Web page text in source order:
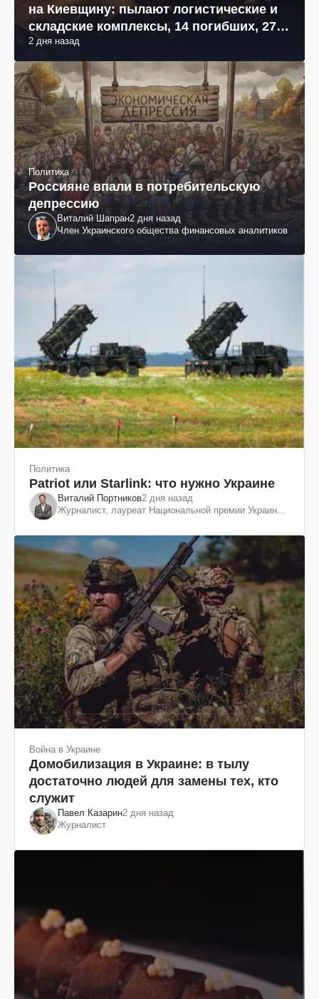
на Киевщину: пылают логистические и
складские комплексы, 14 погибших, 27
раненых (фото, видео)
2 дня назад
Политика
Россияне впали в потребительскую
депрессию
Виталий Шапран2 дня назад
Член Украинского общества финансовых аналитиков
Политика
Patriot или Starlink: что нужно Украине
Виталий Портников2 дня назад
Журналист, лауреат Национальной премии Украины
Война в Украине
Домобилизация в Украине: в тылу
достаточно людей для замены тех, кто
служит
Павел Казарин2 дня назад
Журналист